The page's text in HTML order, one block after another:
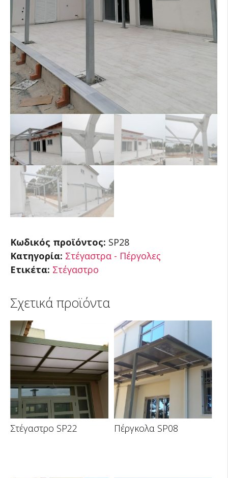
Κωδικός προϊόντος: SP28
Κατηγορία: Στέγαστρα - Πέργολες
Ετικέτα: Στέγαστρο
Σχετικά προϊόντα
Στέγαστρο SP22 Πέργκολα SP08